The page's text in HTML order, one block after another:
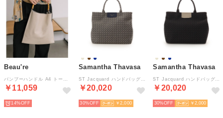
Beau're
￥11,059
14%
Samantha Thavasa
￥20,020
30% ￥2,000
Samantha Thavasa
￥20,020
30% ￥2,000